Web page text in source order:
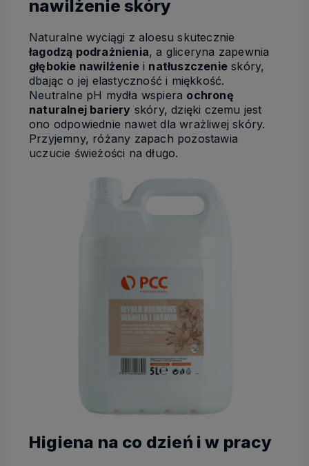
nawilżenie skóry
Naturalne wyciągi z aloesu skutecznie
łagodzą podrażnienia, a gliceryna zapewnia
głębokie nawilżeniei natłuszczenie skóry,
dbając o jej elastyczność i miękkość.
Neutralne pH mydła wspiera ochronę
naturalnej bariery skóry, dzięki czemu jest
ono odpowiednie nawet dla wrażliwej skóry.
Przyjemny, różany zapach pozostawia
uczucie świeżości na długo.
Higiena na co dzień i w pracy